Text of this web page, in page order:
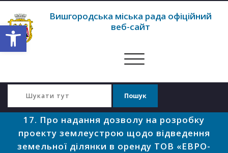
Відкрити Панель інструментів
Вишгородська міська рада офіційний
веб-сайт
Перемкнути
17. Про надання дозволу на розробку
проекту землеустрою щодо відведення
земельної ділянки в оренду ТОВ «ЕВРО-